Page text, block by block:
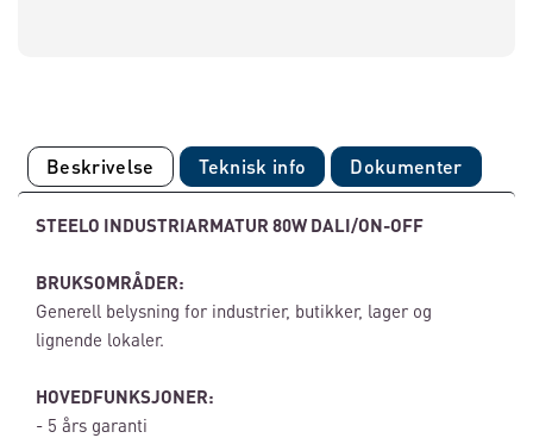
Beskrivelse Teknisk info Dokumenter
STEELO INDUSTRIARMATUR 80W DALI/ON-OFF
BRUKSOMRÅDER:
Generell belysning for industrier, butikker, lager og
lignende lokaler.
HOVEDFUNKSJONER:
- 5 års garanti